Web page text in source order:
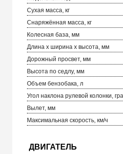
Сухая масса, кг
Снаряжённая масса, кг
Колесная база, мм
Длина х ширина х высота, мм
Дорожный просвет, мм
Высота по седлу, мм
Объем бензобака, л
Угол наклона рулевой колонки,
Вылет, мм
Максимальная скорость, км/ч